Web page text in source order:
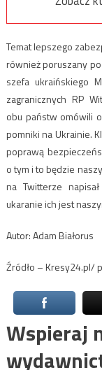
Temat lepszego
również poruszany
szefa ukraińskiego
zagranicznych RP
obu państw omówili
pomniki na Ukrainie.
poprawą
o tym i to będzie
na Twitterze
ukaranie ich jest
Autor: Adam Białorus
Źródło – Kresy24.pl/
Wspieraj